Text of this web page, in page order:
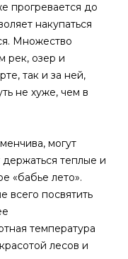
прогревается до
накупаться
Множество
рек, озер и
так и за ней,
не хуже, чем в
могут
держаться теплые и
«бабье лето».
всего посвятить
температура
лесов и